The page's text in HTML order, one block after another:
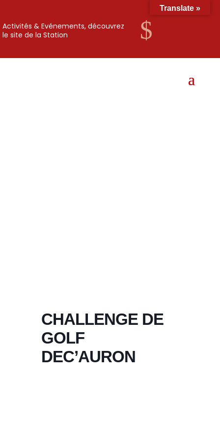
$
Activités & Evénements, découvrez
le site de la Station
CHALLENGE DE
GOLF
DEC’AURON
Translate »